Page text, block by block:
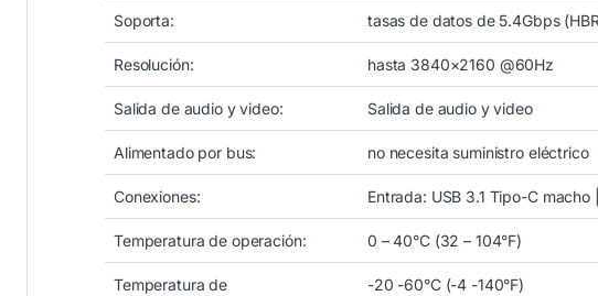
Soporta: tasas de datos de 5.4Gbps
Resolución: hasta 3840×2160 @60Hz
Salida de audio y video: Salida de audio y video
Alimentado por bus: no necesita suministro eléctrico
Conexiones: Entrada: USB 3.1 Tipo-C macho
Temperatura de operación: 0 – 40°C (32 – 104°F)
Temperatura de
-20 -60°C (-4 -140°F)